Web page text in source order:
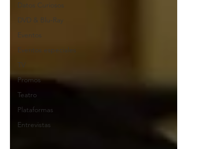
Datos Curiosos
DVD & Blu-Ray
Eventos
Eventos especiales
TV
Promos
Teatro
Plataformas
Entrevistas